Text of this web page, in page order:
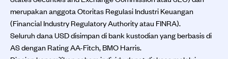
merupakan anggota Otoritas Regulasi Industri Keuangan
(Financial Industry Regulatory Authority atau FINRA).
Seluruh dana USD disimpan di bank kustodian yang berbasis di
AS dengan Rating AA-Fitch, BMO Harris.